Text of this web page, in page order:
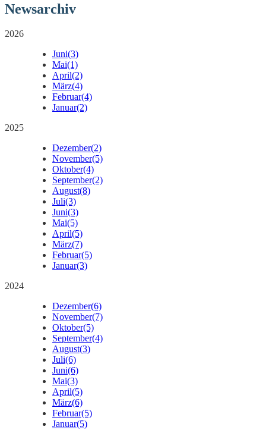
Newsarchiv
2026
Juni(3)
Mai(1)
April(2)
März(4)
Februar(4)
Januar(2)
2025
Dezember(2)
November(5)
Oktober(4)
September(2)
August(8)
Juli(3)
Juni(3)
Mai(5)
April(5)
März(7)
Februar(5)
Januar(3)
2024
Dezember(6)
November(7)
Oktober(5)
September(4)
August(3)
Juli(6)
Juni(6)
Mai(3)
April(5)
März(6)
Februar(5)
Januar(5)